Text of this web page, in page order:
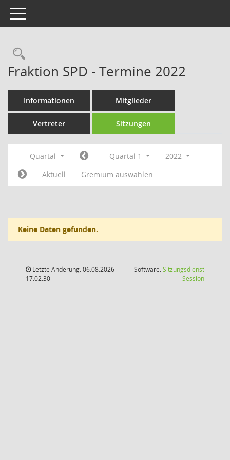
Toggle navigation
Rechercheauswahl
Fraktion SPD - Termine 2022
Informationen Mitglieder
Vertreter Sitzungen
Quartal Quartal 1
2022
Aktuell
Gremium auswählen
Keine Daten gefunden.
Letzte Änderung: 06.08.2026
17:02:30
Software:Sitzungsdienst
Session(Wird in